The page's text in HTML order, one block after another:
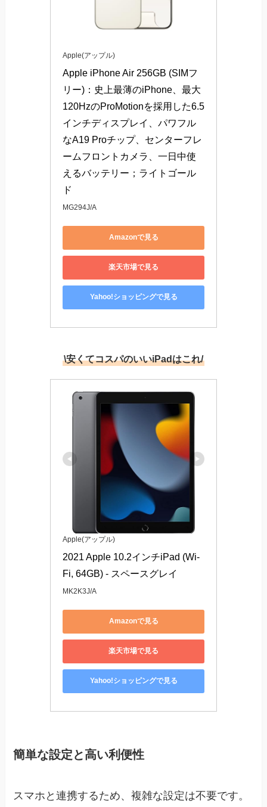
Apple(アップル)
Apple iPhone Air 256GB (SIMフ
リー)：史上最薄のiPhone、最大
120HzのProMotionを採用した6.5
インチディスプレイ、パワフル
なA19 Proチップ、センターフレ
ームフロントカメラ、一日中使
えるバッテリー；ライトゴール
ド
MG294J/A
Amazonで見る
楽天市場で見る
Yahoo!ショッピングで見る
\安くてコスパのいいiPadはこれ/
Apple(アップル)
2021 Apple 10.2インチiPad (Wi-
Fi, 64GB) - スペースグレイ
MK2K3J/A
Amazonで見る
楽天市場で見る
Yahoo!ショッピングで見る
簡単な設定と高い利便性
スマホと連携するため、複雑な設定は不要です。